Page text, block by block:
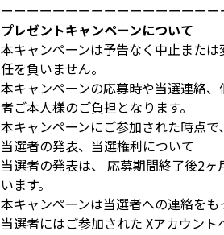
ーーーーーーーーーーーーーーーー
プレゼントキャンペーンについて
本キャンペーンは予告なく中止また
任を負いません。
本キャンペーンの応募時や当選連絡
者ご本人様のご負担となります。
本キャンペーンにご参加された時点
当選者の発表、当選権利について
当選者の発表は、 応募期間終了後2
います。
本キャンペーンは当選者への連絡をも
当選者にはご参加された Xアカウント